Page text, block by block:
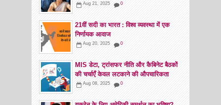
Aug 21, 2025 0
21वीं सदी का भारत : विश्व व्यवस्था में एक
निर्णायक आवाज
Aug 20, 2025 0
MIS डेटा, ट्रांसफर नीति और कैबिनेट बैठकों
की चर्चाएँ केवल लटकाने की औपचारिकता
Aug 08, 2025 0